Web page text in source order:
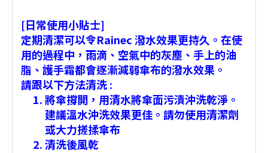
[日常使用小貼士]
定期清潔可以令Rainec 潑水效果更持久。在使
用的過程中，雨滴、空氣中的灰塵、手上的油
脂、護手霜都會逐漸減弱傘布的潑水效果。
請跟以下方法清洗 :
將傘撐開，用清水將傘面污漬沖洗乾淨。
建議溫水沖洗效果更佳。請勿使用清潔劑
或大力搓揉傘布
清洗後風乾